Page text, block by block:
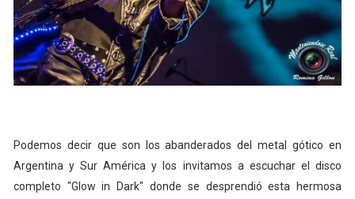
Podemos decir que son los abanderados del metal gótico en
Argentina y Sur América y los invitamos a escuchar el disco
completo "Glow in Dark" donde se desprendió esta hermosa